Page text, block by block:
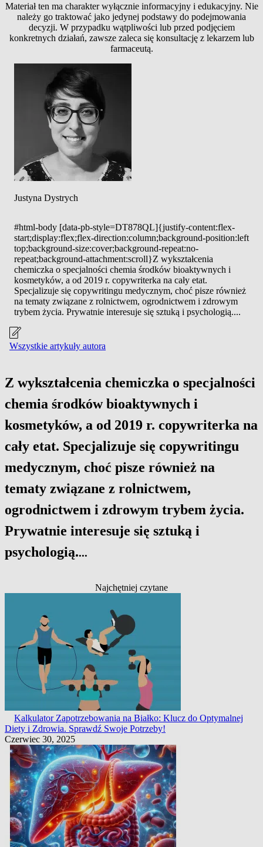
Materiał ten ma charakter wyłącznie informacyjny i edukacyjny. Nie
należy go traktować jako jedynej podstawy do podejmowania
decyzji. W przypadku wątpliwości lub przed podjęciem
konkretnych działań, zawsze zaleca się konsultację z lekarzem lub
farmaceutą.
Justyna Dystrych
#html-body [data-pb-style=DT878QL]{justify-content:flex-
start;display:flex;flex-direction:column;background-position:left
top;background-size:cover;background-repeat:no-
repeat;background-attachment:scroll}Z wykształcenia
chemiczka o specjalności chemia środków bioaktywnych i
kosmetyków, a od 2019 r. copywriterka na cały etat.
Specjalizuje się copywritingu medycznym, choć pisze również
na tematy związane z rolnictwem, ogrodnictwem i zdrowym
trybem życia. Prywatnie interesuje się sztuką i psychologią....
Wszystkie artykuły autora
Z wykształcenia chemiczka o specjalności
chemia środków bioaktywnych i
kosmetyków, a od 2019 r. copywriterka na
cały etat. Specjalizuje się copywritingu
medycznym, choć pisze również na
tematy związane z rolnictwem,
ogrodnictwem i zdrowym trybem życia.
Prywatnie interesuje się sztuką i
psychologią....
Najchętniej czytane
Kalkulator Zapotrzebowania na Białko: Klucz do Optymalnej
Diety i Zdrowia. Sprawdź Swoje Potrzeby!
Czerwiec 30, 2025